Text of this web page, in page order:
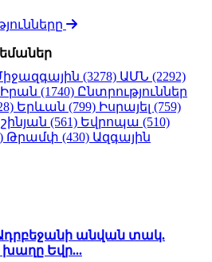
(3278) ԱՄՆ (2292)
Իրան (1740) Ընտրություններ
Երևան (799) Իսրայել (759)
(561) Եվրոպա (510)
Թրամփ (430) Ազգային
անվան տակ.
խաղը Եվր...